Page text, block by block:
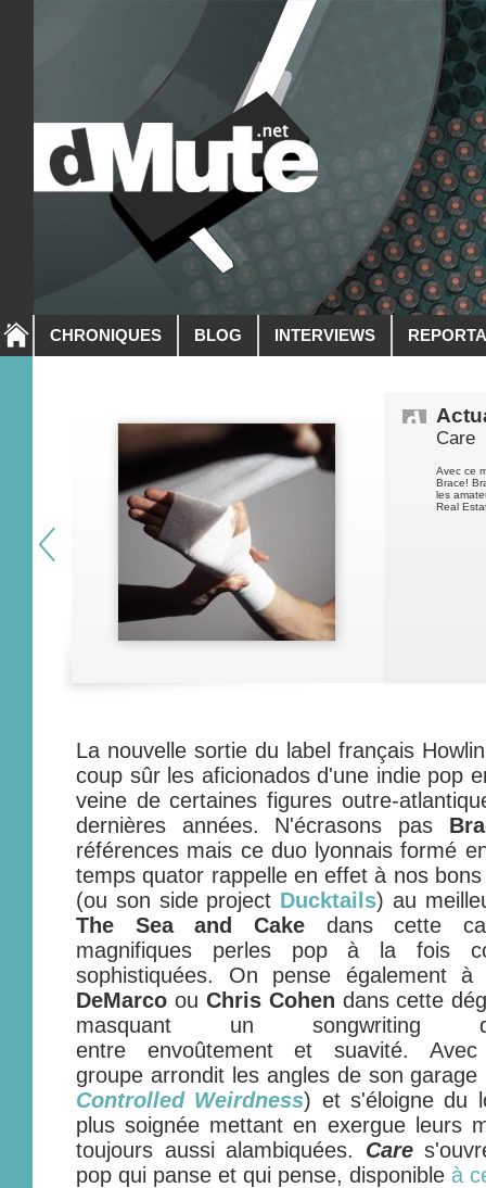
CHRONIQUES BLOG INTERVIEWS
Care
Avec ce
Brace!
les
Real
La nouvelle sortie du label français
coup sûr les aficionados d'une indie pop
veine de certaines figures outre-
dernières années. N'écrasons pas
références mais ce duo lyonnais formé
temps quator rappelle en effet à nos
(ou son side project Ducktails) au
The Sea and Cake dans cette
magnifiques perles pop à la fois
sophistiquées. On pense également
DeMarco ou Chris Cohen dans cette
masquant un
entre envoûtement et suavité.
groupe arrondit les angles de son
Controlled Weirdness) et s'éloigne du
plus soignée mettant en exergue leurs
toujours aussi alambiquées. Care
pop qui panse et qui pense, disponible à